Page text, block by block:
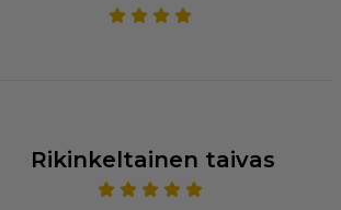
Rikinkeltainen taivas